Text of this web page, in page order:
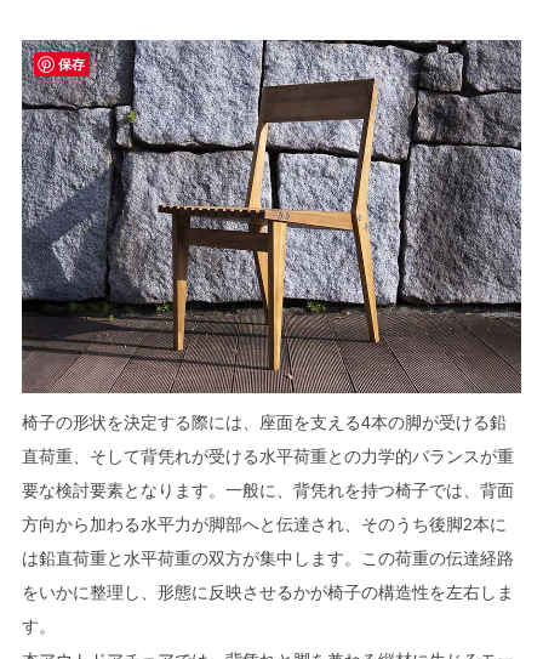
椅子の形状を決定する際には、座面を支える4本の脚が受ける鉛
直荷重、そして背凭れが受ける水平荷重との力学的バランスが重
要な検討要素となります。一般に、背凭れを持つ椅子では、背面
方向から加わる水平力が脚部へと伝達され、そのうち後脚2本に
は鉛直荷重と水平荷重の双方が集中します。この荷重の伝達経路
をいかに整理し、形態に反映させるかが椅子の構造性を左右しま
す。
保存